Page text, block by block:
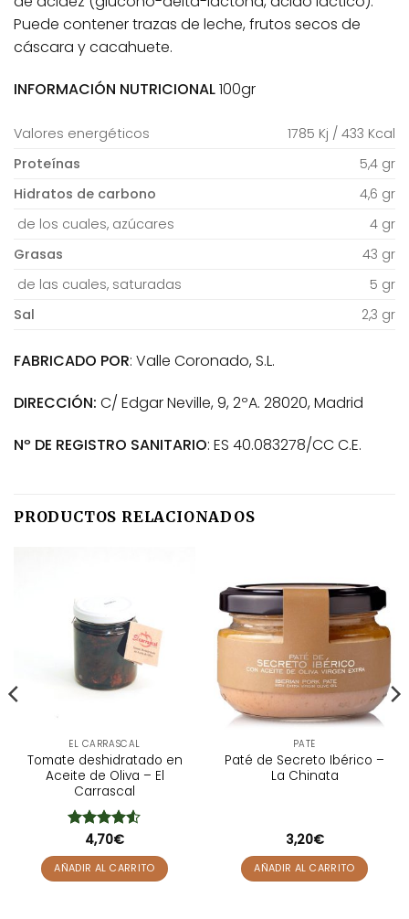
Puede contener trazas de leche, frutos secos de
cáscara y cacahuete.
INFORMACIÓN NUTRICIONAL100gr
Valores energéticos
1785 Kj / 433 Kcal
Proteínas
5,4 gr
Hidratos de carbono
4,6 gr
de los cuales, azúcares
4 gr
Grasas
43 gr
de las cuales, saturadas
5 gr
Sal
2,3 gr
FABRICADO POR: Valle Coronado, S.L.
DIRECCIÓN: C/ Edgar Neville, 9, 2ºA. 28020, Madrid
Nº DE REGISTRO SANITARIO: ES 40.083278/CC C.E.
PRODUCTOS RELACIONADOS
EL CARRASCAL
Tomate deshidratado en
Aceite de Oliva – El
Carrascal
Valorado
con4.5
de 5
4,70€
AÑADIR AL CARRITO
PATÉ
Paté de Secreto Ibérico –
La Chinata
3,20€
AÑADIR AL CARRITO